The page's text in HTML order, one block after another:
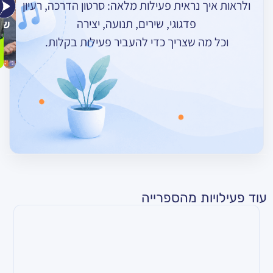
נראית פעילות מלאה: סרטון הדרכה, רעיון
פדגוגי, שירים, תנועה, יצירה
שצריך כדי להעביר פעילות בקלות.
אומרות
שלום
רוקד
–
חורף
מהספרייה